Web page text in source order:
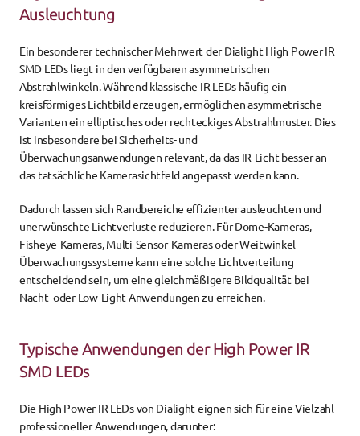
Ausleuchtung
Ein besonderer technischer Mehrwert der Dialight High Power IR
SMD LEDs liegt in den verfügbaren asymmetrischen
Abstrahlwinkeln. Während klassische IR LEDs häufig ein
kreisförmiges Lichtbild erzeugen, ermöglichen asymmetrische
Varianten ein elliptisches oder rechteckiges Abstrahlmuster. Dies
ist insbesondere bei Sicherheits- und
Überwachungsanwendungen relevant, da das IR-Licht besser an
das tatsächliche Kamerasichtfeld angepasst werden kann.
Dadurch lassen sich Randbereiche effizienter ausleuchten und
unerwünschte Lichtverluste reduzieren. Für Dome-Kameras,
Fisheye-Kameras, Multi-Sensor-Kameras oder Weitwinkel-
Überwachungssysteme kann eine solche Lichtverteilung
entscheidend sein, um eine gleichmäßigere Bildqualität bei
Nacht- oder Low-Light-Anwendungen zu erreichen.
Typische Anwendungen der High Power IR
SMD LEDs
Die High Power IR LEDs von Dialight eignen sich für eine Vielzahl
professioneller Anwendungen, darunter: